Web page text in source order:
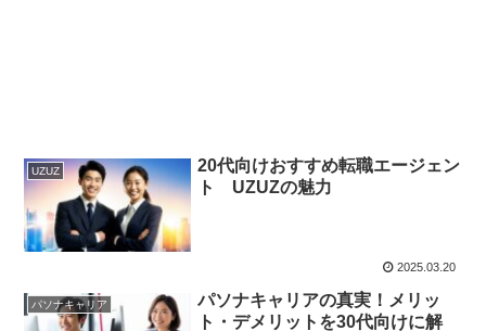
UZUZ
20代向けおすすめ転職エージェン
ト UZUZの魅力
2025.03.20
パソナキャリア
パソナキャリアの真実！メリッ
ト・デメリットを30代向けに解